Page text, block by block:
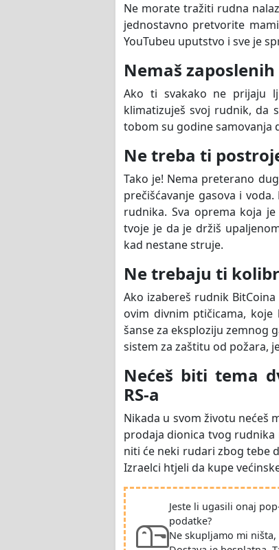
Ne morate tražiti rudna
jednostavno pretvorite
YouTubeu uputstvo i sve je
Nemaš zaposlenih
Ako ti svakako ne prijaju
klimatizuješ svoj rudnik, da
tobom su godine samovanja
Ne treba ti
Tako je! Nema preterano
prečišćavanje gasova i
rudnika. Sva oprema koja
tvoje je da je držiš
kad nestane struje.
Ne trebaju ti
Ako izabereš rudnik
ovim divnim ptičicama,
šanse za eksploziju zemnog
sistem za zaštitu od požara,
Nećeš biti tema
RS-a
Nikada u svom životu nećeš
prodaja dionica tvog rudnika
niti će neki rudari zbog tebe
Izraelci htjeli da kupe
Jeste li ugasili onaj
podatke?
Ne skupljamo mi